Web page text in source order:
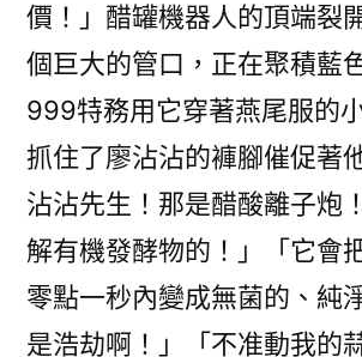
價！」醋罐機器人的頂端裂
個巨大的管口，正在聚積藍
999特務用它穿著燕尾服的
抓住了廖沾沾的褲腳催促著
沾沾先生！那是醋酸離子炮
解有機發酵物的！」「它會
零點一秒內變成無菌的、純
是浩劫啊！」「不准動我的